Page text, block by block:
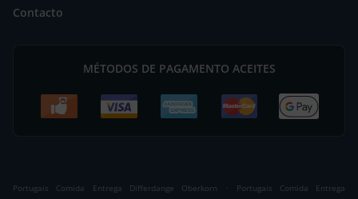
Contacto
MÉTODOS DE PAGAMENTO ACEITES
Portugais Comida Entrega Differdange Oberkorn .
Portugais Comida Entrega